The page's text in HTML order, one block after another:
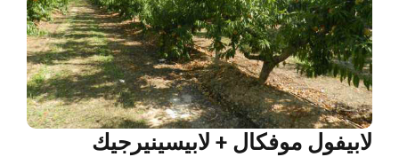
لابيفول موفكال + لابيسينيرجيك